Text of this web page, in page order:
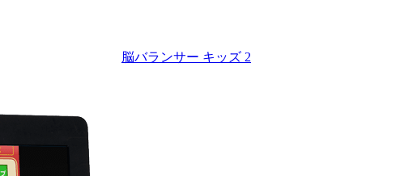
脳バランサー キッズ 2